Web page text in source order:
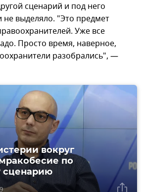
сценарий и под него
не выделяло. "Это предмет
Уже все
Просто время, наверное,
разобрались", —
вокруг
по
сценарию